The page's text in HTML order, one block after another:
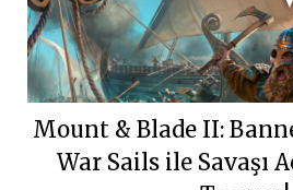
Mount & Blade II:
War Sails ile Savaşı